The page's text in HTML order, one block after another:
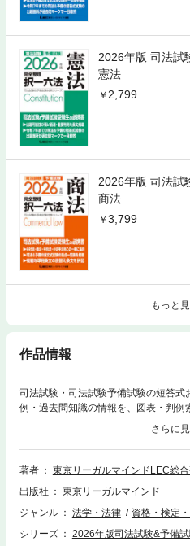
2026年版 司法試
憲法
2,799
2026年版 司法試
商法
3,799
もっと
作品情報
司法試験・司法試験予備試験の短答
例・過去問知識の情報を、図表・判例
効率的な学習を可能としました。 重
の把握を盛り込み、全体的に大胆な
正対応 令和8年1月までに施行予定の
★必要十分な知識・判例を掲載 司法試
ものを読み進めるとともに、短答式試
合格に必要な知識を積み重ねていくこ
しており、効率的に条文・判例に関す
著者
東京リーガルマインドLEC総
出版社
東京リーガルマインド
ジャンル
法学・法律
資格・検定
シリーズ
2026年版司法試験&予備